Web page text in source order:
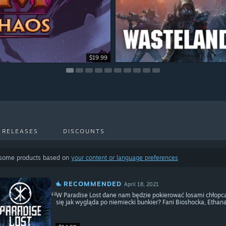
$19.99
$29.99 $4.49
$5.99 $1.43
$14.99
$4.99 $1.49
$9.99
$9.99
$19.99
$9.99
DISCOUNTS
products based on your content or language preferences
RECOMMENDED April 18, 2021
W Paradise Lost dane nam będzie pokierować losami
się jak wygląda po niemiecki bunkier? Fani Bioshocka,